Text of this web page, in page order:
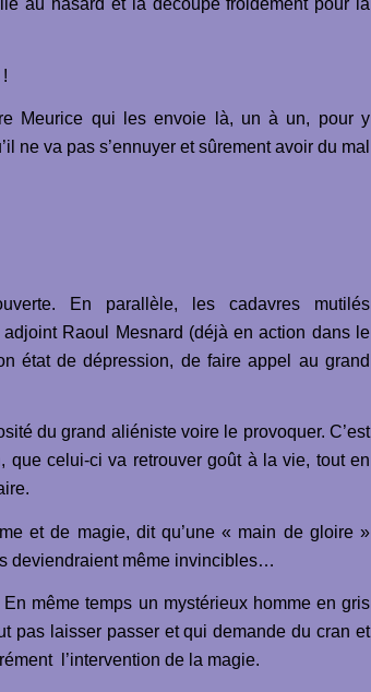
au hasard et la découpe froidement pour la
Meurice qui les envoie là, un à un, pour y
ne va pas s’ennuyer et sûrement avoir du mal
En parallèle, les cadavres mutilés
Raoul Mesnard (déjà en action dans le
état de dépression, de faire appel au grand
du grand aliéniste voire le provoquer. C’est
que celui-ci va retrouver goût à la vie, tout en
et de magie, dit qu’une « main de gloire »
deviendraient même invincibles…
même temps un mystérieux homme en gris
pas laisser passer et qui demande du cran et
l’intervention de la magie.